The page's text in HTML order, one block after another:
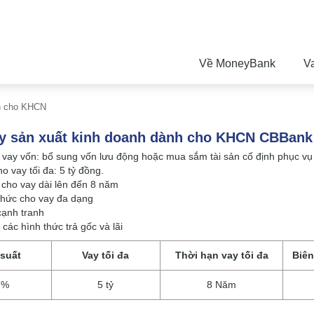
Về MoneyBank
cho KHCN
sản xuất kinh doanh dành cho KHCN CBBank
vốn: bổ sung vốn lưu động hoặc mua sắm tài sản cố định phục vụ
vay tối đa: 5 tỷ đồng.
vay dài lên đến 8 năm
cho vay đa dạng
tranh
các hình thức trả gốc và lãi
Vay tối đa
5 tỷ
Thời hạn vay tối đa
8 Năm